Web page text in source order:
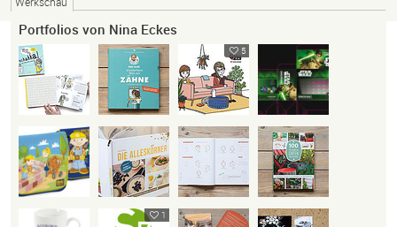
Portfolios von Nina Eckes
5
1